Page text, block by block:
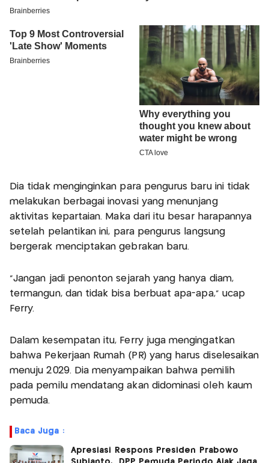
Dia tidak menginginkan para pengurus baru ini tidak
melakukan berbagai inovasi yang menunjang
aktivitas kepartaian. Maka dari itu besar harapannya
setelah pelantikan ini, para pengurus langsung
bergerak menciptakan gebrakan baru.
"Jangan jadi penonton sejarah yang hanya diam,
termangun, dan tidak bisa berbuat apa-apa," ucap
Ferry.
Dalam kesempatan itu, Ferry juga mengingatkan
bahwa Pekerjaan Rumah (PR) yang harus diselesaikan
menuju 2029. Dia menyampaikan bahwa pemilih
pada pemilu mendatang akan didominasi oleh kaum
pemuda.
Baca Juga :
Apresiasi Respons Presiden Prabowo